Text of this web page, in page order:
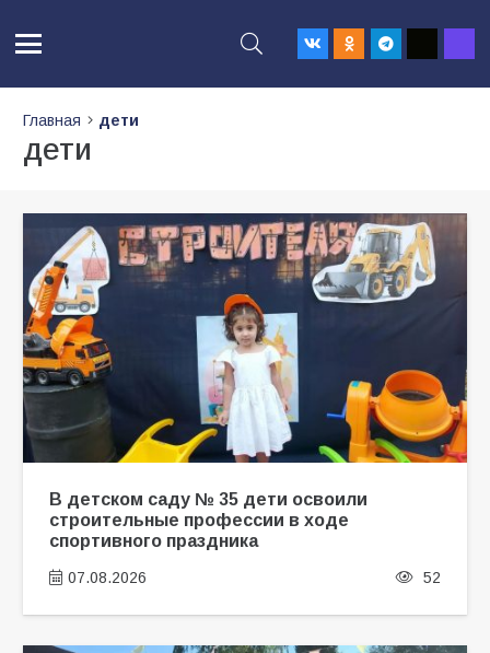
Главная дети
дети
В детском саду № 35 дети освоили
строительные профессии в ходе
спортивного праздника
07.08.2026 52